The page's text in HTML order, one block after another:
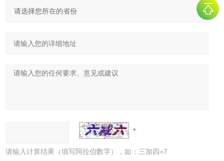
请输入计算结果（填写阿拉伯数字），如：三加四=7